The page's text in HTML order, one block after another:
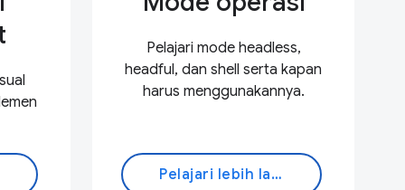
Pelajari mode headless,
headful, dan shell serta kapan
harus menggunakannya.
Pelajari lebih lanjut